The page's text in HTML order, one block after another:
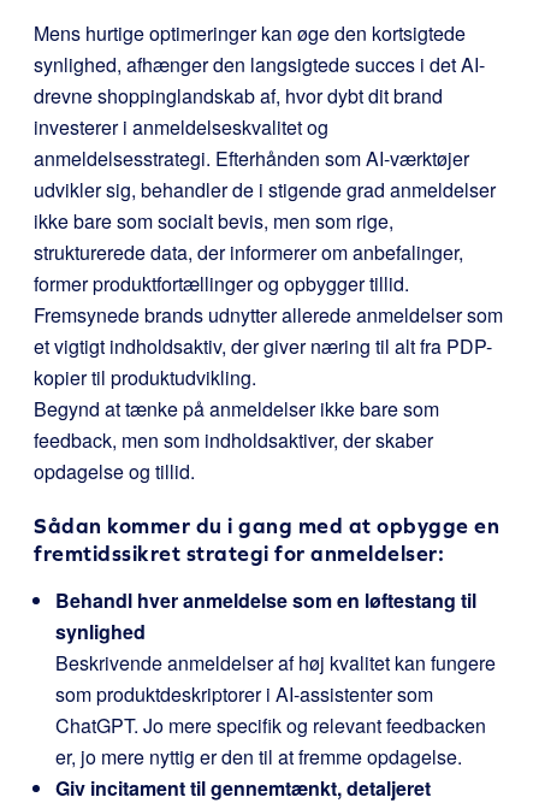
Mens hurtige optimeringer kan øge den kortsigtede
synlighed, afhænger den langsigtede succes i det AI-
drevne shoppinglandskab af, hvor dybt dit brand
investerer i anmeldelseskvalitet og
anmeldelsesstrategi. Efterhånden som AI-værktøjer
udvikler sig, behandler de i stigende grad anmeldelser
ikke bare som socialt bevis, men som rige,
strukturerede data, der informerer om anbefalinger,
former produktfortællinger og opbygger tillid.
Fremsynede brands udnytter allerede anmeldelser som
et vigtigt indholdsaktiv, der giver næring til alt fra PDP-
kopier til produktudvikling.
Begynd at tænke på anmeldelser ikke bare som
feedback, men som indholdsaktiver, der skaber
opdagelse og tillid.
Sådan kommer du i gang med at opbygge en
fremtidssikret strategi for anmeldelser:
Behandl hver anmeldelse som en løftestang til
synlighed
Beskrivende anmeldelser af høj kvalitet kan fungere
som produktdeskriptorer i AI-assistenter som
ChatGPT. Jo mere specifik og relevant feedbacken
er, jo mere nyttig er den til at fremme opdagelse.
Giv incitament til gennemtænkt, detaljeret